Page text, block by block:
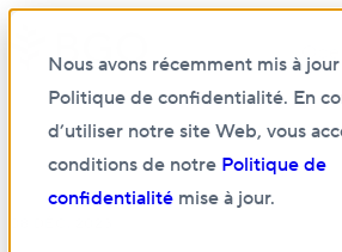
Nous avons récemment mis à
Politique de confidentialité. En
d’utiliser notre site Web, vous
conditions de notre Politique de
confidentialité mise à jour.